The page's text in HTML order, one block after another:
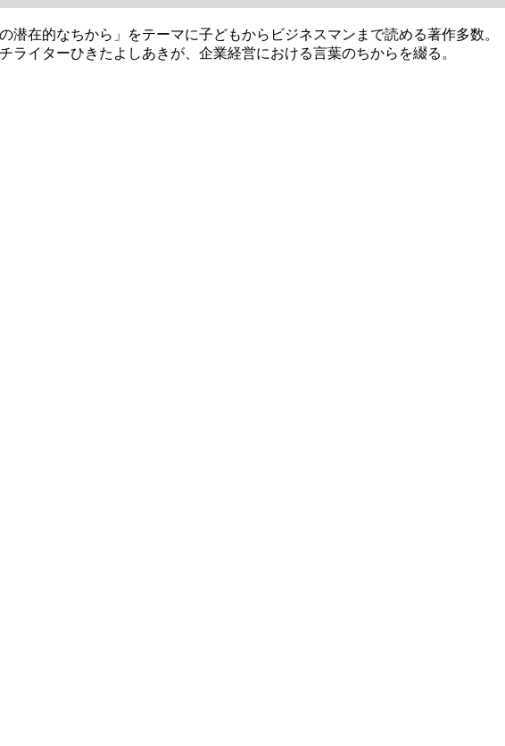
在的なちから」をテーマに子どもからビジネスマンまで読める著作多数。
イターひきたよしあきが、企業経営における言葉のちからを綴る。